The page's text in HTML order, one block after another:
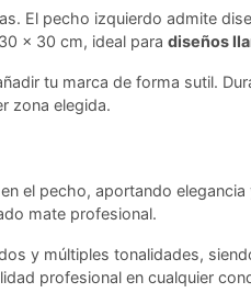
El pecho izquierdo admite
x 30 cm, ideal para diseños
tu marca de forma sutil.
zona elegida.
pecho, aportando
mate profesional.
y múltiples tonalidades,
profesional en cualquier